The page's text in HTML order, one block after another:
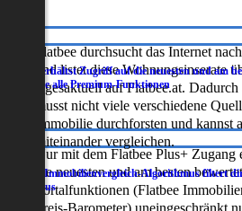
Flatbee durchsucht das Internet
und listet diese Wohnungsinserate
tagesaktuell auf Flatbee.at.
musst nicht viele verschiedene
Immobilie durchforsten und kannst
miteinander vergleichen.
Du erhältst Zugriff auf die neuesten und am
sowie alle Premium-Funktionen
Nur mit dem Flatbee Plus+
die neuesten und am besten
Portalfunktionen (Flatbee
Der Immobilienvergleich-Algorithmus filtert
heraus